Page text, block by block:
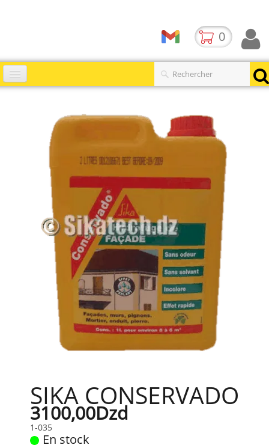
0
Catalogues▼
SIKA CONSERVADO
3100,00Dzd
1-035
En stock